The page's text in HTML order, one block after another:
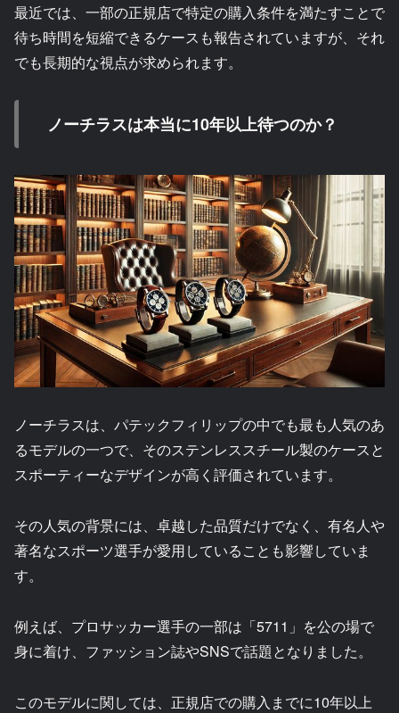
最近では、一部の正規店で特定の購入条件を満たすことで
待ち時間を短縮できるケースも報告されていますが、それ
でも長期的な視点が求められます。
ノーチラスは本当に10年以上待つのか？
ノーチラスは、パテックフィリップの中でも最も人気のあ
るモデルの一つで、そのステンレススチール製のケースと
スポーティーなデザインが高く評価されています。
その人気の背景には、卓越した品質だけでなく、有名人や
著名なスポーツ選手が愛用していることも影響していま
す。
例えば、プロサッカー選手の一部は「5711」を公の場で
身に着け、ファッション誌やSNSで話題となりました。
このモデルに関しては、正規店での購入までに10年以上